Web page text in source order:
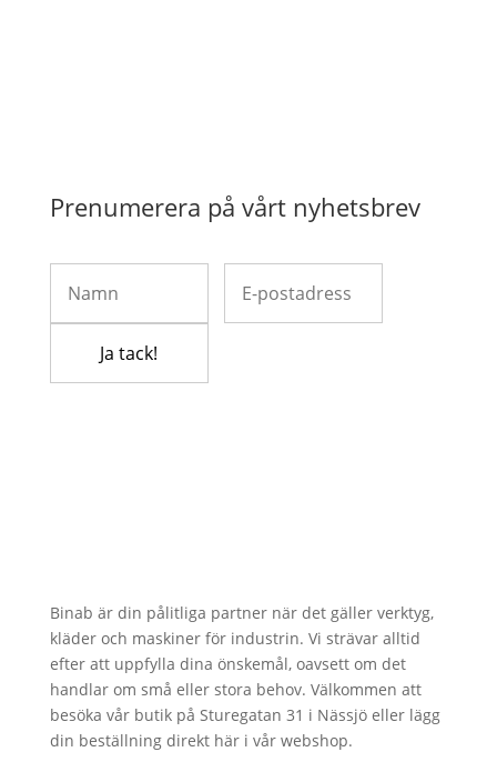
Prenumerera på vårt nyhetsbrev
Binab är din pålitliga partner när det gäller verktyg,
kläder och maskiner för industrin. Vi strävar alltid
efter att uppfylla dina önskemål, oavsett om det
handlar om små eller stora behov. Välkommen att
besöka vår butik på Sturegatan 31 i Nässjö eller lägg
din beställning direkt här i vår webshop.